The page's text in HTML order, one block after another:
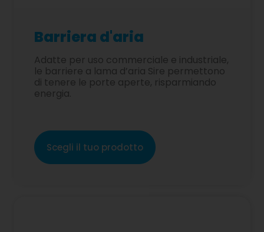
Barriera d'aria
Adatte per uso commerciale e industriale,
le barriere a lama d’aria Sire permettono
di tenere le porte aperte, risparmiando
energia.
Scegli il tuo prodotto